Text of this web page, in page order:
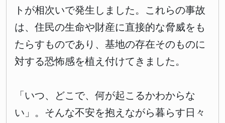
トが相次いで発生しました。これらの事故
は、住民の生命や財産に直接的な脅威をも
たらすものであり、基地の存在そのものに
対する恐怖感を植え付けてきました。
「いつ、どこで、何が起こるかわからな
い」。そんな不安を抱えながら暮らす日々